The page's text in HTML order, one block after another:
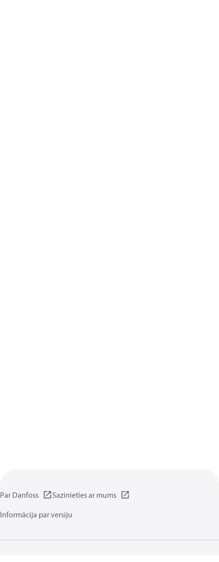
Par Danfoss
Sazinieties ar mums
Informācija par versiju